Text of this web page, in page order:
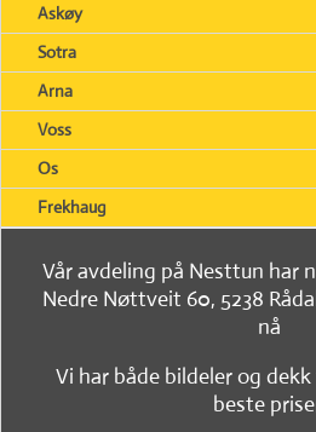
Askøy
Sotra
Arna
Voss
Os
Frekhaug
Vår avdeling på Nesttun har
Nedre Nøttveit 60, 5238
nå
Vi har både bildeler og
beste